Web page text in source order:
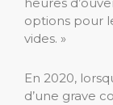
options pour
vides. »
En 2020,
d’une grave